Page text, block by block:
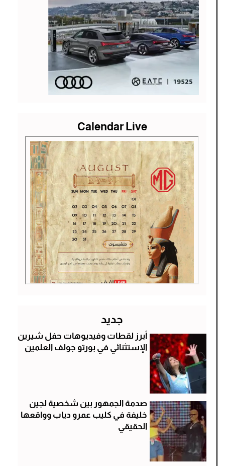
Calendar Live
جديد
أبرز لقطات وفيديوهات حفل شيرين
الإستثنائي في بورتو جولف العلمين
صدمة الجمهور بين شخصية لجين
خليفة في كليب عمرو دياب وواقعها
الحقيقي